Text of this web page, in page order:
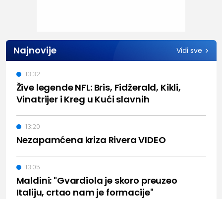
Najnovije Vidi sve
Žive legende NFL: Bris, Fidžerald, Kikli,
Vinatrijer i Kreg u Kući slavnih
13:32
Nezapamćena kriza Rivera VIDEO
13:20
Maldini: "Gvardiola je skoro preuzeo
Italiju, crtao nam je formacije"
13:05